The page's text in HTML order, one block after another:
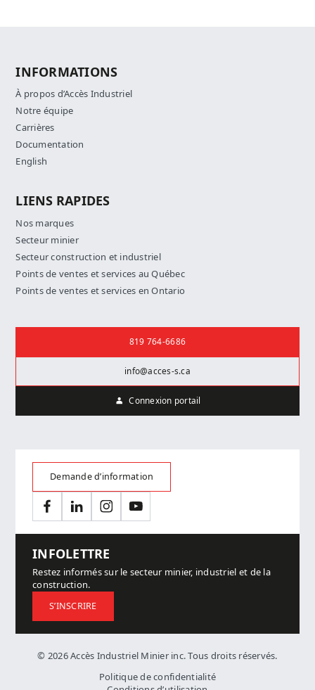
INFORMATIONS
À propos d’Accès Industriel
Notre équipe
Carrières
Documentation
English
LIENS RAPIDES
Nos marques
Secteur minier
Secteur construction et industriel
Points de ventes et services au Québec
Points de ventes et services en Ontario
819 764-6686
info@acces-s.ca
Connexion portail
Demande d’information
FacebookLinkedInInstagramYouTube
INFOLETTRE
Restez informés sur le secteur minier, industriel et de la
construction.
S’INSCRIRE
© 2026 Accès Industriel Minier inc. Tous droits réservés.
Politique de confidentialité